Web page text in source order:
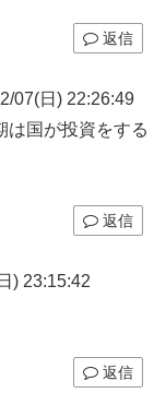
返信
07(日) 22:26:49
は国が投資をする
返信
) 23:15:42
返信